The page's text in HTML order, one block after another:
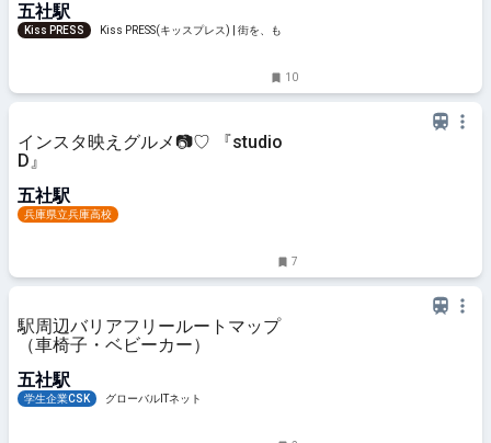
五社駅
Kiss PRESS
Kiss PRESS(キッスプレス) | 街を、もっ
10
インスタ映えグルメ📷♡ 『studio
D』
五社駅
兵庫県立兵庫高校
7
駅周辺バリアフリールートマップ
（車椅子・ベビーカー）
五社駅
学生企業CSK グローバルITネット